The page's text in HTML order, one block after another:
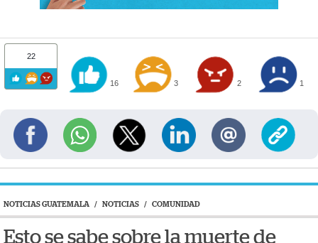
22
16 3 2 1
NOTICIAS GUATEMALA / NOTICIAS / COMUNIDAD
Esto se sabe sobre la muerte de